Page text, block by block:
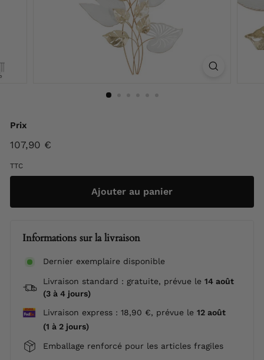
Prix
Prix
107,90 €
TTC
Ajouter au panier
Informations sur la livraison
Dernier exemplaire disponible
Livraison standard : gratuite, prévue le 14 août
(3 à 4 jours)
Livraison express : 18,90 €, prévue le 12 août
(1 à 2 jours)
Emballage renforcé pour les articles fragiles